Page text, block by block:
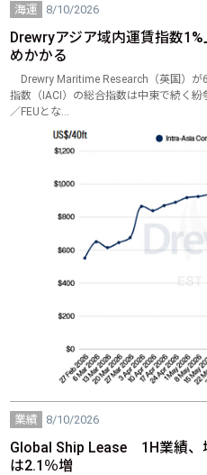
海運 8/10/2026
Drewryアジア域内運賃指数
めかかる
Drewry Maritime Research（英国）が
指数（IACI）の総合指数は中東で続く
／FEUとな…
業績 8/10/2026
Global Ship Lease 1H業績
は2.1％増